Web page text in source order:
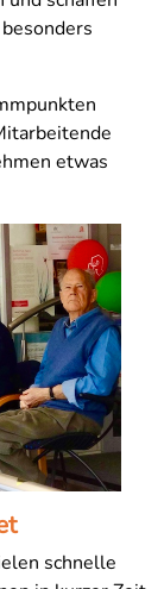
etwas
schnelle